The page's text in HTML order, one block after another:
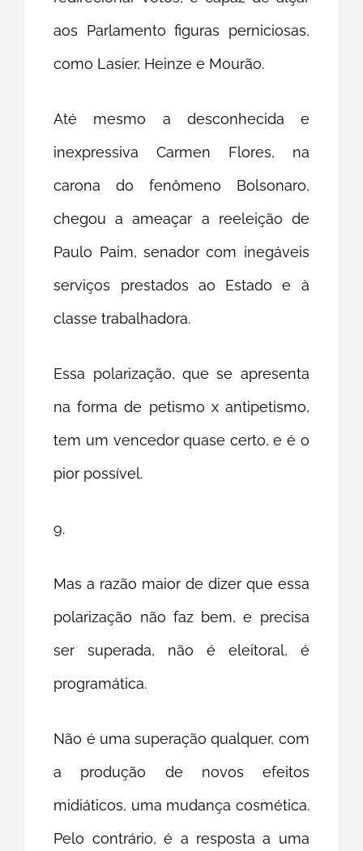
aos Parlamento figuras perniciosas,
como Lasier, Heinze e Mourão.
Até mesmo a desconhecida e
inexpressiva Carmen Flores, na
carona do fenômeno Bolsonaro,
chegou a ameaçar a reeleição de
Paulo Paim, senador com inegáveis
serviços prestados ao Estado e à
classe trabalhadora.
Essa polarização, que se apresenta
na forma de petismo x antipetismo,
tem um vencedor quase certo, e é o
pior possível.
9.
Mas a razão maior de dizer que essa
polarização não faz bem, e precisa
ser superada, não é eleitoral, é
programática.
Não é uma superação qualquer, com
a produção de novos efeitos
midiáticos, uma mudança cosmética.
Pelo contrário, é a resposta a uma